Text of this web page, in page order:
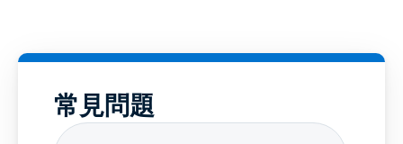
常見問題